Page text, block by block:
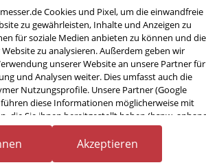
Cookies und Pixel, um die einwandfreie
zu gewährleisten, Inhalte und Anzeigen zu
für soziale Medien anbieten zu können und die
zu analysieren. Außerdem geben wir
unserer Website an unsere Partner für
und Analysen weiter. Dies umfasst auch die
Nutzungsprofile. Unsere Partner (Google
diese Informationen möglicherweise mit
die Sie ihnen bereitgestellt haben (bspw.
oder welche sie im Rahmen Ihrer Nutzung der
(bspw. Nutzungsdaten anderer Geräte). Ihre
von Cookies und Pixeln können Sie jederzeit
Akzeptieren